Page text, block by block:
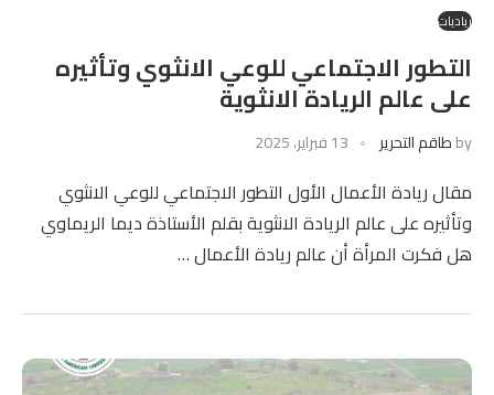
رياديات
التطور الاجتماعي للوعي الانثوي وتأثيره
على عالم الريادة الانثوية
byطاقم التحرير 13 فبراير، 2025
مقال ريادة الأعمال الأول التطور الاجتماعي للوعي الانثوي
وتأثيره على عالم الريادة الانثوية بقلم الأستاذة ديما الريماوي
هل فكرت المرأة أن عالم ريادة الأعمال …